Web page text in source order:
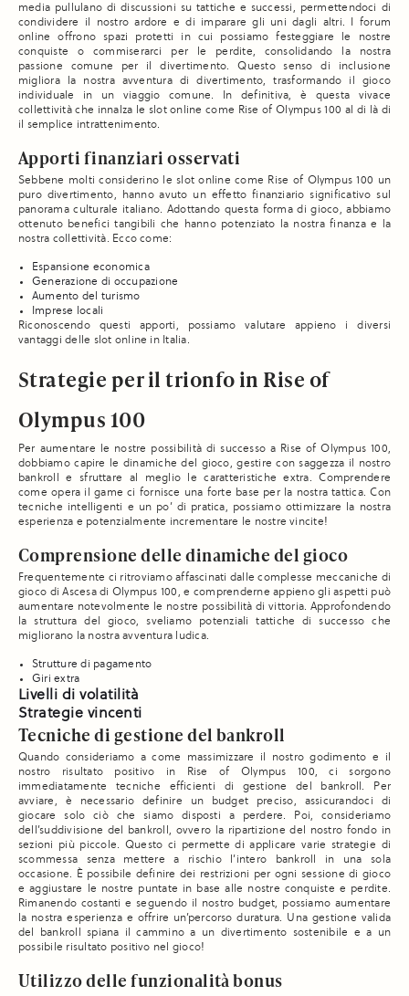
media pullulano di discussioni su tattiche e successi, permettendoci di
condividere il nostro ardore e di imparare gli uni dagli altri. I forum
online offrono spazi protetti in cui possiamo festeggiare le nostre
conquiste o commiserarci per le perdite, consolidando la nostra
passione comune per il divertimento. Questo senso di inclusione
migliora la nostra avventura di divertimento, trasformando il gioco
individuale in un viaggio comune. In definitiva, è questa vivace
collettività che innalza le slot online come Rise of Olympus 100 al di là di
il semplice intrattenimento.
Apporti finanziari osservati
Sebbene molti considerino le slot online come Rise of Olympus 100 un
puro divertimento, hanno avuto un effetto finanziario significativo sul
panorama culturale italiano. Adottando questa forma di gioco, abbiamo
ottenuto benefici tangibili che hanno potenziato la nostra finanza e la
nostra collettività. Ecco come:
Espansione economica
Generazione di occupazione
Aumento del turismo
Imprese locali
Riconoscendo questi apporti, possiamo valutare appieno i diversi
vantaggi delle slot online in Italia.
Strategie per il trionfo in Rise of
Olympus 100
Per aumentare le nostre possibilità di successo a Rise of Olympus 100,
dobbiamo capire le dinamiche del gioco, gestire con saggezza il nostro
bankroll e sfruttare al meglio le caratteristiche extra. Comprendere
come opera il game ci fornisce una forte base per la nostra tattica. Con
tecniche intelligenti e un po’ di pratica, possiamo ottimizzare la nostra
esperienza e potenzialmente incrementare le nostre vincite!
Comprensione delle dinamiche del gioco
Frequentemente ci ritroviamo affascinati dalle complesse meccaniche di
gioco di Ascesa di Olympus 100, e comprenderne appieno gli aspetti può
aumentare notevolmente le nostre possibilità di vittoria. Approfondendo
la struttura del gioco, sveliamo potenziali tattiche di successo che
migliorano la nostra avventura ludica.
Strutture di pagamento
Giri extra
Livelli di volatilità
Strategie vincenti
Tecniche di gestione del bankroll
Quando consideriamo a come massimizzare il nostro godimento e il
nostro risultato positivo in Rise of Olympus 100, ci sorgono
immediatamente tecniche efficienti di gestione del bankroll. Per
avviare, è necessario definire un budget preciso, assicurandoci di
giocare solo ciò che siamo disposti a perdere. Poi, consideriamo
dell’suddivisione del bankroll, ovvero la ripartizione del nostro fondo in
sezioni più piccole. Questo ci permette di applicare varie strategie di
scommessa senza mettere a rischio l’intero bankroll in una sola
occasione. È possibile definire dei restrizioni per ogni sessione di gioco
e aggiustare le nostre puntate in base alle nostre conquiste e perdite.
Rimanendo costanti e seguendo il nostro budget, possiamo aumentare
la nostra esperienza e offrire un’percorso duratura. Una gestione valida
del bankroll spiana il cammino a un divertimento sostenibile e a un
possibile risultato positivo nel gioco!
Utilizzo delle funzionalità bonus